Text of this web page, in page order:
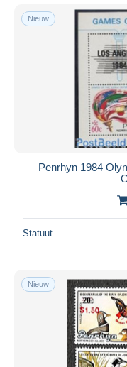
Nieuw
Penrhyn 1984
Statuut
Nieuw